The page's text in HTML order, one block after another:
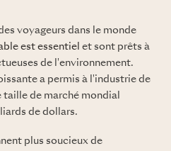
voyageurs dans le monde
est essentiel et sont prêts à
de l'environnement.
a permis à l'industrie de
de marché mondial
de dollars.
plus soucieux de